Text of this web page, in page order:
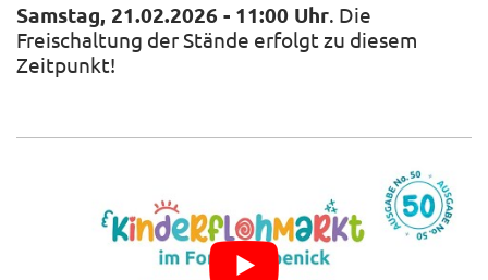
Samstag, 21.02.2026 - 11:00 Uhr. Die
Freischaltung der Stände erfolgt zu diesem
Zeitpunkt!